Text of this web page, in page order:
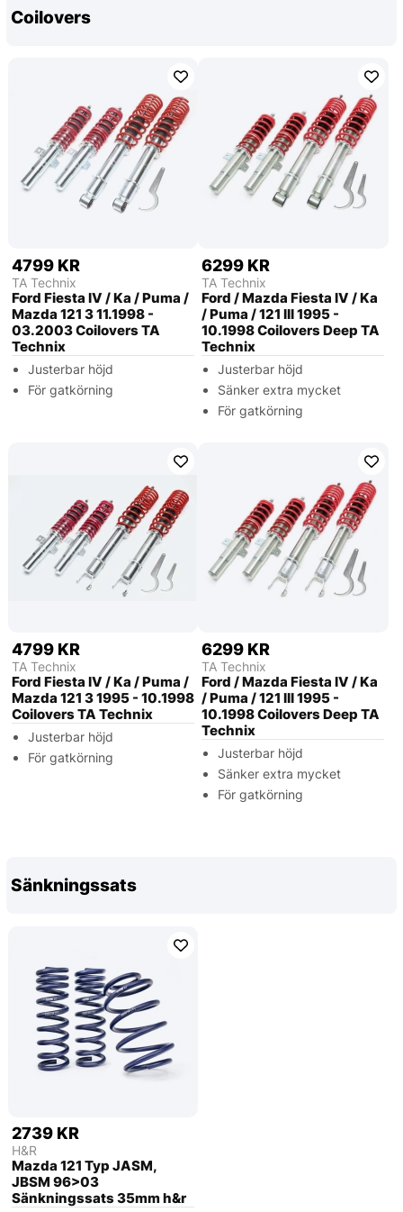
Coilovers
4799 KR
TA Technix
Ford Fiesta IV / Ka / Puma /
Mazda 121 3 11.1998 -
03.2003 Coilovers TA
Technix
Justerbar höjd
För gatkörning
6299 KR
TA Technix
Ford / Mazda Fiesta IV / Ka
/ Puma / 121 III 1995 -
10.1998 Coilovers Deep TA
Technix
Justerbar höjd
Sänker extra mycket
För gatkörning
4799 KR
TA Technix
Ford Fiesta IV / Ka / Puma /
Mazda 121 3 1995 - 10.1998
Coilovers TA Technix
Justerbar höjd
För gatkörning
6299 KR
TA Technix
Ford / Mazda Fiesta IV / Ka
/ Puma / 121 III 1995 -
10.1998 Coilovers Deep TA
Technix
Justerbar höjd
Sänker extra mycket
För gatkörning
Sänkningssats
2739 KR
H&R
Mazda 121 Typ JASM,
JBSM 96>03
Sänkningssats 35mm h&r